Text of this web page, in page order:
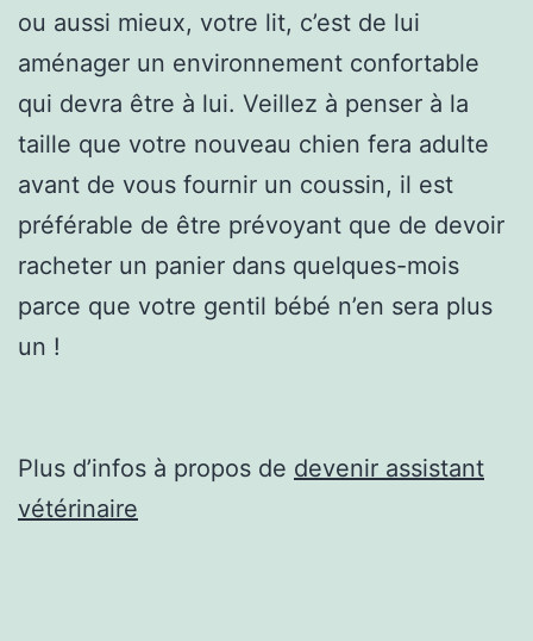
ou aussi mieux, votre lit, c’est de lui
aménager un environnement confortable
qui devra être à lui. Veillez à penser à la
taille que votre nouveau chien fera adulte
avant de vous fournir un coussin, il est
préférable de être prévoyant que de devoir
racheter un panier dans quelques-mois
parce que votre gentil bébé n’en sera plus
un !
Plus d’infos à propos de devenir assistant
vétérinaire